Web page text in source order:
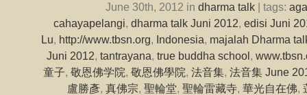
June 30th, 2012 in dharma talk | tags:
cahayapelangi, dharma talk Juni 2012, edisi Juni
Lu, http://www.tbsn.org, Indonesia, majalah Dharma
Juni 2012, tantrayana, true buddha school,
童子, 敬恩佛学院, 敬恩佛學院, 法音集, 法音集 June
盧勝彥, 真佛宗, 聖輪堂, 聖輪雷藏寺, 華光自在佛,